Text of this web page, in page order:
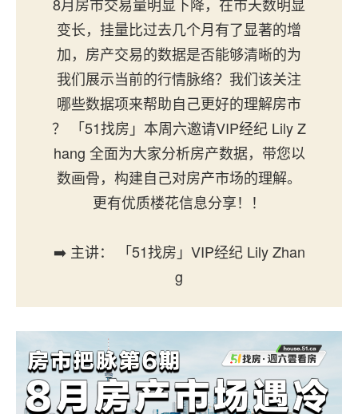
变长，挂量比过去几个月有了显著的增
加，房产交易的数据是否能够清晰的为
我们展示当前的行情脉络？我们该关注
哪些数据项来帮助自己更好的理解房市
？ 「51找房」本周六邀请VIP经纪 Lily Z
hang 全面为大家分析房产数据，带您以
数画骨，构建自己对房产市场的理解。
更有优质楼花信息分享！！
➡️ 主讲： 「51找房」VIP经纪 Lily Zhan
g